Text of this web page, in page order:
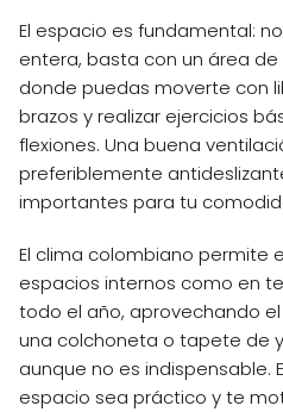
El espacio es fundamental:
entera, basta con un área
donde puedas moverte con
brazos y realizar ejercicios
flexiones. Una buena
preferiblemente
importantes para tu
El clima colombiano permite
espacios internos como en
todo el año, aprovechando el
una colchoneta o tapete de
aunque no es indispensable.
espacio sea práctico y te